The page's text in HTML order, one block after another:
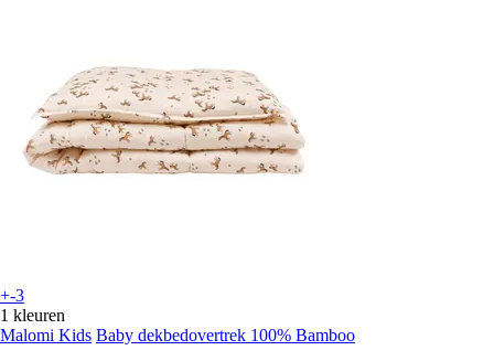
+-3
1 kleuren
Malomi Kids Baby dekbedovertrek 100% Bamboo